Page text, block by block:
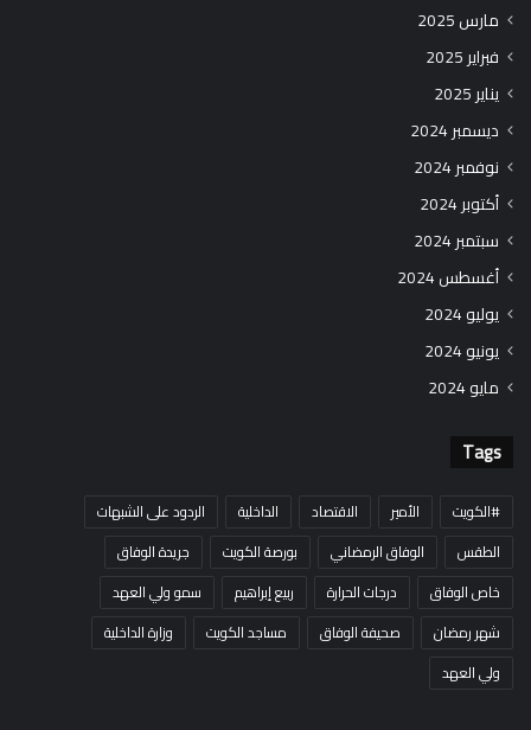
مارس 2025
فبراير 2025
يناير 2025
ديسمبر 2024
نوفمبر 2024
أكتوبر 2024
سبتمبر 2024
أغسطس 2024
يوليو 2024
يونيو 2024
مايو 2024
Tags
#الكويت الأمير الاقتصاد الداخلية
الردود على الشبهات
الطقس
الوفاق الرمضاني بورصة الكويت
جريدة الوفاق
خاص الوفاق
درجات الحرارة ربيع إبراهيم
سمو ولي العهد
شهر رمضان
صحيفة الوفاق مساجد الكويت
وزارة الداخلية
ولي العهد